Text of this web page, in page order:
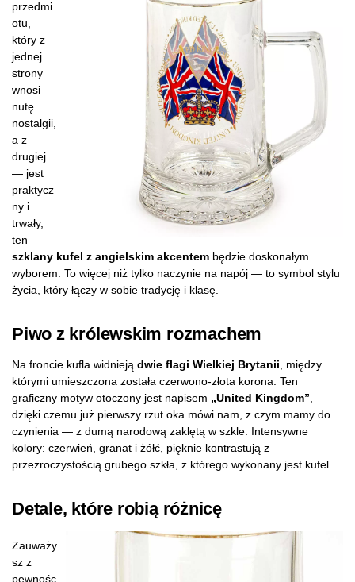
przedmi
otu,
który z
jednej
strony
wnosi
nutę
nostalgii,
a z
drugiej
— jest
praktycz
ny i
trwały,
ten
szklany kufel z angielskim akcentem będzie doskonałym
wyborem. To więcej niż tylko naczynie na napój — to symbol stylu
życia, który łączy w sobie tradycję i klasę.
Piwo z królewskim rozmachem
Na froncie kufla widnieją dwie flagi Wielkiej Brytanii , między
którymi umieszczona została czerwono-złota korona. Ten
graficzny motyw otoczony jest napisem „United Kingdom”
dzięki czemu już pierwszy rzut oka mówi nam, z czym mamy do
czynienia — z dumą narodową zaklętą w szkle. Intensywne
kolory: czerwień, granat i żółć, pięknie kontrastują z
przezroczystością grubego szkła, z którego wykonany jest kufel.
Detale, które robią różnicę
Zauważy
sz z
pewnośc